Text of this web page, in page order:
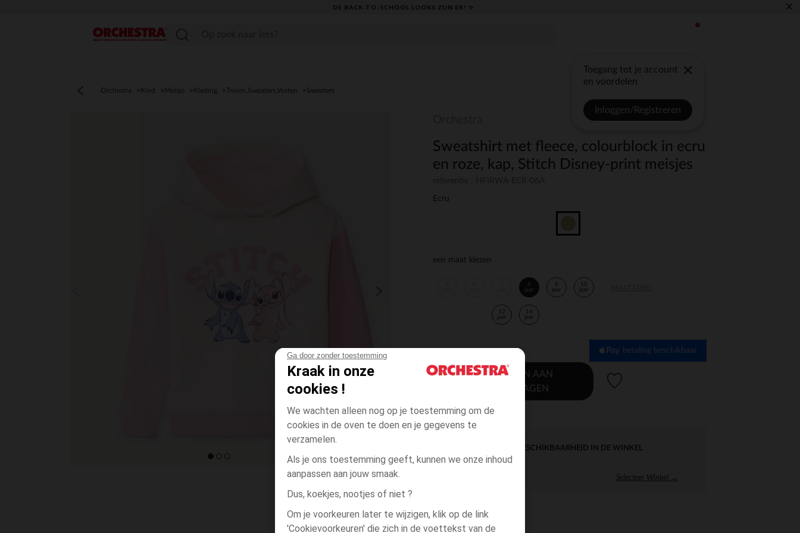
Ga door zonder toestemming
Kraak in onze
cookies !
We wachten alleen nog op je toestemming om de
cookies in de oven te doen en je gegevens te
verzamelen.
Als je ons toestemming geeft, kunnen we onze inhoud
aanpassen aan jouw smaak.
Dus, koekjes, nootjes of niet ?
Om je voorkeuren later te wijzigen, klik op de link
'Cookievoorkeuren' die zich in de voettekst van de
DE BACK-TO-SCHOOL LOOKS ZIJN ER! ✨ ×
menu
Toegang tot je account
en voordelen
Inloggen/Registreren
Orchestra Kind Meisje Kleding Truien,Sweaters,Vesten Sweaters
Sweatshirt met fleece, colourblock in ecru
en roze, kap, Stitch Disney-print meisjes
Ecru
een maat kiezen
6
jaar
8
jaar
10
jaar
12
jaar
14
jaar
betaling beschikbaar
TOEVOEGEN AAN
WINKELWAGEN
DIRECTE BESCHIKBAARHEID IN DE WINKEL
Selecteer Winkel →